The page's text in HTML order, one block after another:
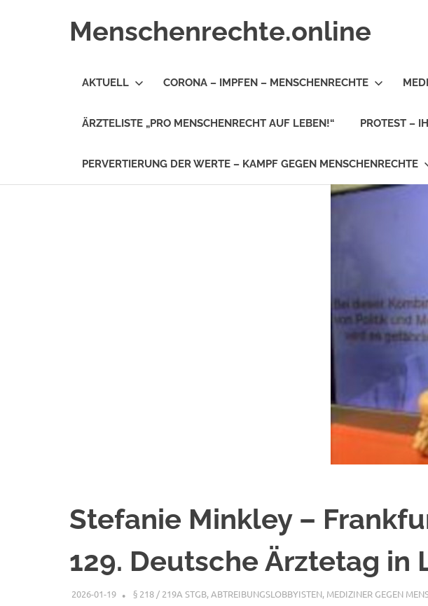
Menschenrechte.online
alle
Geborene
AKTUELL CORONA – IMPFEN – MENSCHENRECHTE
ÄRZTELISTE „PRO MENSCHENRECHT AUF LEBEN!“ PROTEST –
PERVERTIERUNG DER WERTE – KAMPF GEGEN MENSCHENRECHTE
Stefanie Minkley –
129. Deutsche Ärztetag in
2026-01-19 XX
§ 218 / 219A STGB,ABTREIBUNGSLOBBYISTEN, MEDIZINER GEGEN